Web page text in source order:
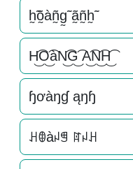
h̰̃õ̰àñ̰g̰̃ ã̰ñ̰h̰̃
H͜͡O͜͡àN͜͡G͜͡ A͜͡N͜͡H͜͡
ɧơàŋɠ ąŋɧ
ꃅꂦàꈤꁅ ꍏꈤꃅ